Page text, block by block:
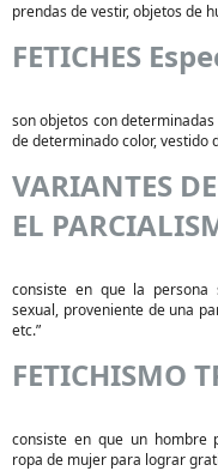
prendas de vestir, objetos de
FETICHES
son objetos con
de determinado color, vestido
VARIANTES
EL
consiste en que la persona
sexual, proveniente de una
etc.”
FETICHISMO
consiste en que un hombre
ropa de mujer para lograr